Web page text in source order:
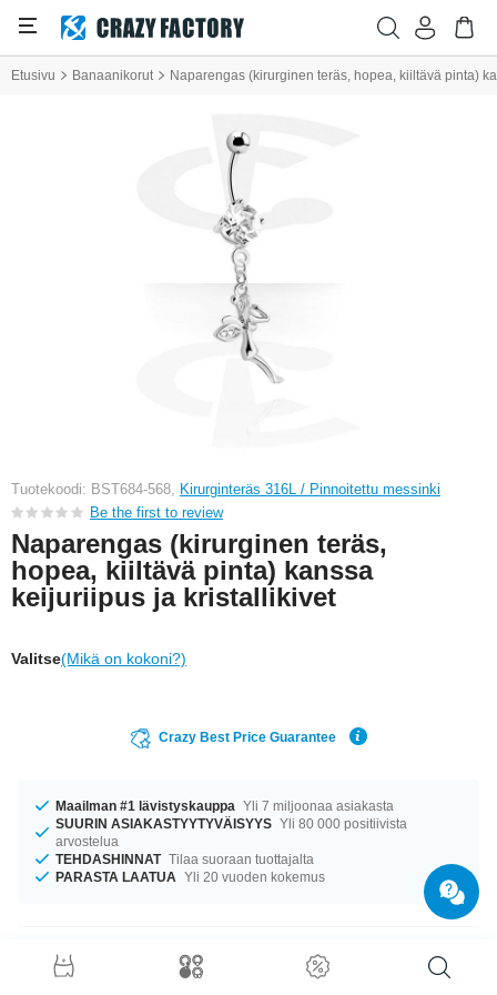
Etusivu Banaanikorut Naparengas (kirurginen teräs, hopea, kiiltävä pinta)
Tuotekoodi: BST684-568, Kirurginteräs 316L / Pinnoitettu messinki
Be the first to review
Naparengas (kirurginen teräs,
hopea, kiiltävä pinta) kanssa
keijuriipus ja kristallikivet
Valitse(Mikä on kokoni?)
Crazy Best Price Guarantee
Maailman #1 lävistyskauppa Yli 7 miljoonaa asiakasta
SUURIN ASIAKASTYYTYVÄISYYS Yli 80 000 positiivista
arvostelua
TEHDASHINNAT Tilaa suoraan tuottajalta
PARASTA LAATUA Yli 20 vuoden kokemus